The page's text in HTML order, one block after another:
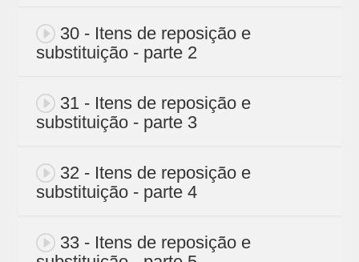
30 - Itens de reposição e
substituição - parte 2
31 - Itens de reposição e
substituição - parte 3
32 - Itens de reposição e
substituição - parte 4
33 - Itens de reposição e